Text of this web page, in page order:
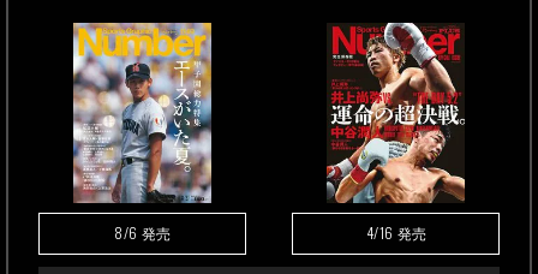
8/6 発売 4/16 発売